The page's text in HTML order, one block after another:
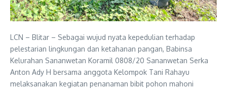
LCN – Blitar – Sebagai wujud nyata kepedulian terhadap
pelestarian lingkungan dan ketahanan pangan, Babinsa
Kelurahan Sananwetan Koramil 0808/20 Sananwetan Serka
Anton Ady H bersama anggota Kelompok Tani Rahayu
melaksanakan kegiatan penanaman bibit pohon mahoni